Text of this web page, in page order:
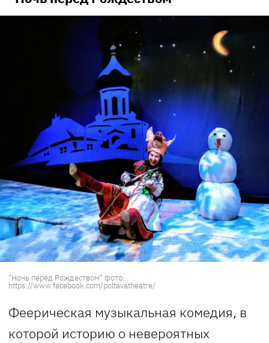
"Ночь перед Рождеством" фото:
https://www.facebook.com/poltavatheatre/
Феерическая музыкальная комедия, в
которой историю о невероятных